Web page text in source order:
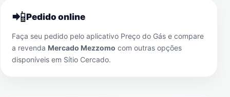
📲Pedido online
Faça seu pedido pelo aplicativo Preço do Gás e compare
a revenda Mercado Mezzomo com outras opções
disponíveis em Sítio Cercado.